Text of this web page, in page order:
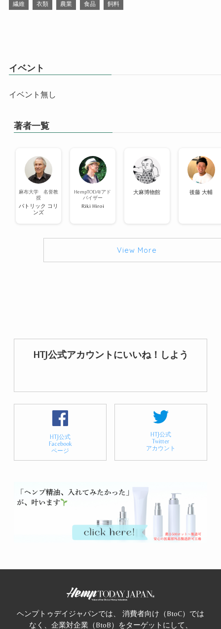
繊維 衣類 農業 食品 飼料
イベント
イベント無し
著者一覧
麻布大学 名誉教
授
パトリック コリ
ンズ
HempTODAYアド
バイザー
Riki Hiroi
大麻博物館 後藤 大輔
View More
HTJ公式アカウントにいいね！しよう
HTJ公式
Facebook
ページ
HTJ公式
Twitter
アカウント
ヘンプトゥデイジャパンでは、 消費者向け（BtoC）では
なく、企業対企業（BtoB）をターゲットにして、